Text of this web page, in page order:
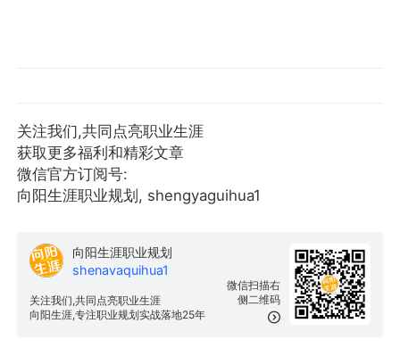
关注我们,共同点亮职业生涯
获取更多福利和精彩文章
微信官方订阅号:
向阳生涯职业规划, shengyaguihua1
微信扫描右
侧二维码
向阳生涯职业规划
shenavaquihua1
关注我们,共同点亮职业生涯
向阳生涯,专注职业规划实战落地25年